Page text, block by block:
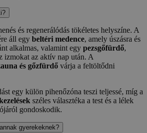
és regenerálódás tökéletes helyszíne. A
áll egy beltéri medence, amely úszásra és
alkalmas, valamint egy pezsgőfürdő,
izmokat az aktív nap után. A
és gőzfürdő várja a feltöltődni
egy külön pihenőzóna teszi teljessé, míg a
széles választéka a test és a lélek
gondoskodik.
gyerekeknek?